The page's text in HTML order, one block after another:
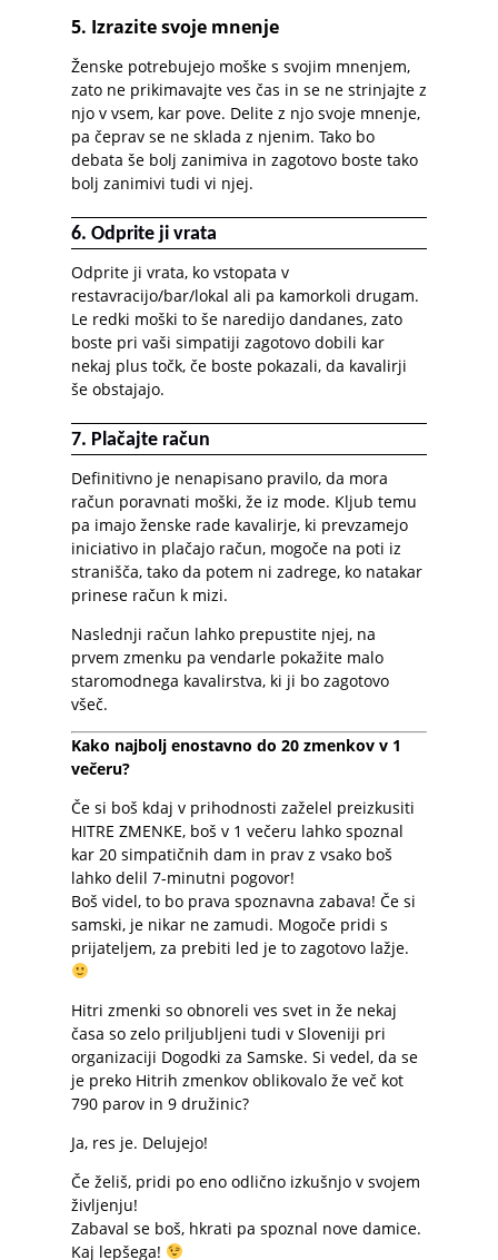
5. Izrazite svoje mnenje
Ženske potrebujejo moške s svojim mnenjem,
zato ne prikimavajte ves čas in se ne strinjajte z
njo v vsem, kar pove. Delite z njo svoje mnenje,
pa čeprav se ne sklada z njenim. Tako bo
debata še bolj zanimiva in zagotovo boste tako
bolj zanimivi tudi vi njej.
6. Odprite ji vrata
Odprite ji vrata, ko vstopata v
restavracijo/bar/lokal ali pa kamorkoli drugam.
Le redki moški to še naredijo dandanes, zato
boste pri vaši simpatiji zagotovo dobili kar
nekaj plus točk, če boste pokazali, da kavalirji
še obstajajo.
7. Plačajte račun
Definitivno je nenapisano pravilo, da mora
račun poravnati moški, že iz mode. Kljub temu
pa imajo ženske rade kavalirje, ki prevzamejo
iniciativo in plačajo račun, mogoče na poti iz
stranišča, tako da potem ni zadrege, ko natakar
prinese račun k mizi.
Naslednji račun lahko prepustite njej, na
prvem zmenku pa vendarle pokažite malo
staromodnega kavalirstva, ki ji bo zagotovo
všeč.
Kako najbolj enostavno do 20 zmenkov v 1
večeru?
Če si boš kdaj v prihodnosti zaželel preizkusiti
HITRE ZMENKE, boš v 1 večeru lahko spoznal
kar 20 simpatičnih dam in prav z vsako boš
lahko delil 7-minutni pogovor!
Boš videl, to bo prava spoznavna zabava! Če si
samski, je nikar ne zamudi. Mogoče pridi s
prijateljem, za prebiti led je to zagotovo lažje.
Hitri zmenki so obnoreli ves svet in že nekaj
časa so zelo priljubljeni tudi v Sloveniji pri
organizaciji Dogodki za Samske. Si vedel, da se
je preko Hitrih zmenkov oblikovalo že več kot
790 parov in 9 družinic?
Ja, res je. Delujejo!
Če želiš, pridi po eno odlično izkušnjo v svojem
življenju!
Zabaval se boš, hkrati pa spoznal nove damice.
Kaj lepšega!